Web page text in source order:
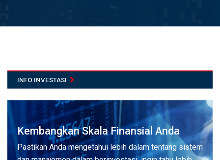
INFO INVESTASI
Kembangkan Skala Finansial Anda
Pastikan Anda mengetahui lebih dalam tentang sistem